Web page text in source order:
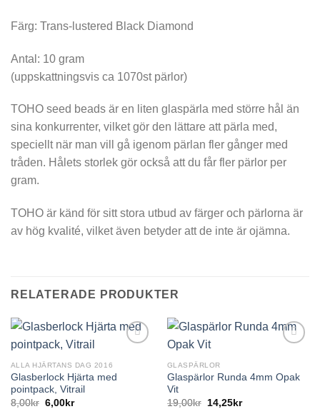
Färg: Trans-lustered Black Diamond
Antal: 10 gram
(uppskattningsvis ca 1070st pärlor)
TOHO seed beads är en liten glaspärla med större hål än
sina konkurrenter, vilket gör den lättare att pärla med,
speciellt när man vill gå igenom pärlan fler gånger med
tråden. Hålets storlek gör också att du får fler pärlor per
gram.
TOHO är känd för sitt stora utbud av färger och pärlorna är
av hög kvalité, vilket även betyder att de inte är ojämna.
RELATERADE PRODUKTER
ALLA HJÄRTANS DAG 2016
Glasberlock Hjärta med
pointpack, Vitrail
8,00kr 6,00kr
GLASPÄRLOR
Glaspärlor Runda 4mm Opak
Vit
19,00kr 14,25kr